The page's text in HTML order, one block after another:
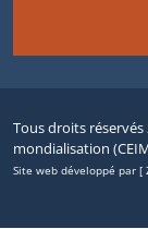
Tous droits
mondialisation
Site web développé par [